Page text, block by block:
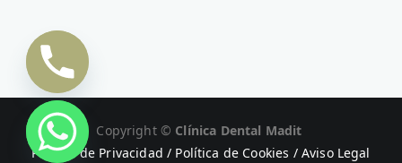
Copyright © Clínica Dental Madit
Política de Privacidad / Política de Cookies / Aviso Legal